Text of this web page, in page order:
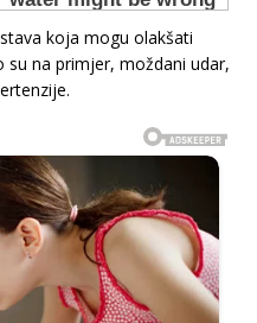
koja mogu olakšati
na primjer, moždani udar,